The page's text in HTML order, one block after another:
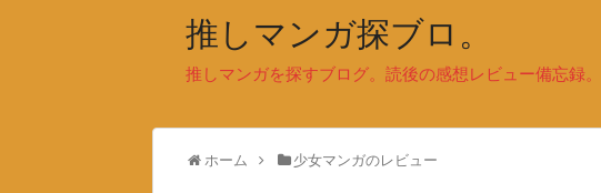
推しマンガ探ブロ。
推しマンガを探すブログ。読後の感想レビュー備忘録。
ホーム 少女マンガのレビュー